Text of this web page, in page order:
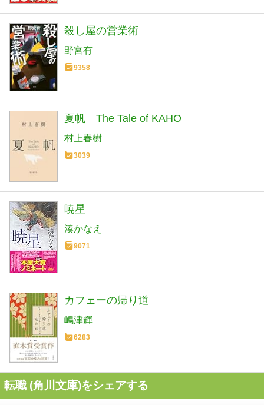
殺し屋の営業術
野宮有
9358
夏帆 The Tale of KAHO
村上春樹
3039
暁星
湊かなえ
9071
カフェーの帰り道
嶋津輝
6283
転職 (角川文庫)をシェアする